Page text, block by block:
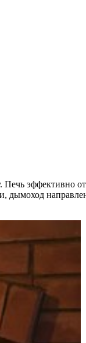
эффективно
дымоход